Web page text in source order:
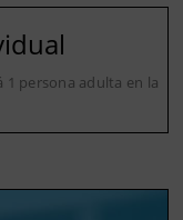
persona adulta en la